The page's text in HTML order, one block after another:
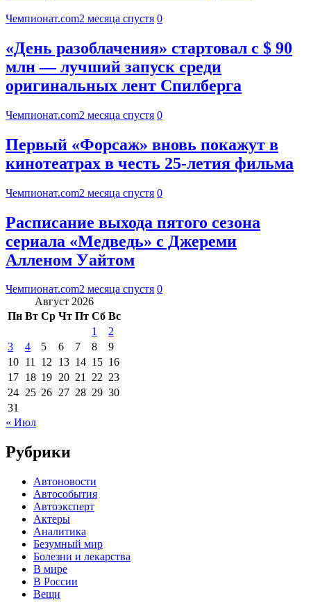
Чемпионат.com2 месяца спустя 0
«День разоблачения» стартовал с $ 90
млн — лучший запуск среди
оригинальных лент Спилберга
Чемпионат.com2 месяца спустя 0
Первый «Форсаж» вновь покажут в
кинотеатрах в честь 25-летия фильма
Чемпионат.com2 месяца спустя 0
Расписание выхода пятого сезона
сериала «Медведь» с Джереми
Алленом Уайтом
Чемпионат.com2 месяца спустя 0
Август 2026
Пн Вт Ср Чт Пт Сб Вс
1
2
3
4 5 6 7 8
9
10 11 12 13 14 15 16
17 18 19 20 21 22 23
24 25 26 27 28 29 30
31
« Июл
Рубрики
Автоновости
Автособытия
Автоэксперт
Актеры
Аналитика
Безумный мир
Болезни и лекарства
В мире
В России
Вещи